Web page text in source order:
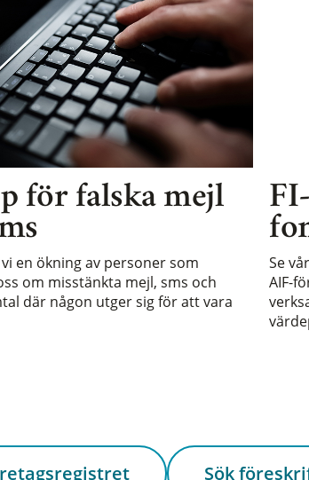
för falska mejl
en ökning av personer som
om misstänkta mejl, sms och
där någon utger sig för att vara
Se
AIF-
Sök